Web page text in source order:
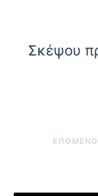
Σκέψου
ΕΠΟΜΕΝΟ